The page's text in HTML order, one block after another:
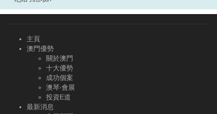
主頁
澳門優勢
關於澳門
十大優勢
成功個案
澳琴‧會展
投資E道
最新消息